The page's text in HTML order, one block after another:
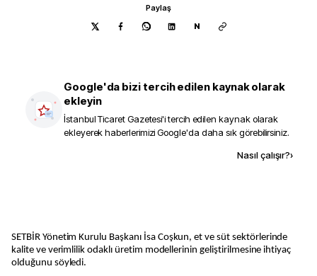
Paylaş
N
Google'da bizi tercih edilen kaynak olarak
ekleyin
İstanbul Ticaret Gazetesi'i tercih edilen kaynak olarak
ekleyerek haberlerimizi Google'da daha sık görebilirsiniz.
Nasıl çalışır?›
SETBİR Yönetim Kurulu Başkanı İsa Coşkun, et ve süt sektörlerinde
kalite ve verimlilik odaklı üretim modellerinin geliştirilmesine ihtiyaç
olduğunu söyledi.